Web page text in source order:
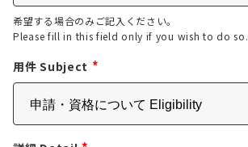
希望する場合のみご記入ください。
Please fill in this field only if you wish to do so.
用件 Subject *